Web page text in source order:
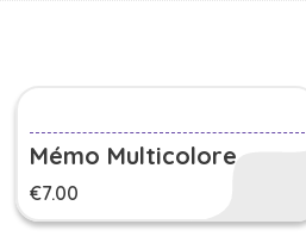
Mémo Multicolore
€7.00